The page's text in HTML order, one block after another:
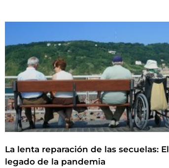
La lenta reparación de las secuelas: El
legado de la pandemia